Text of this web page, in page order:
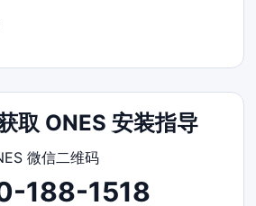
取 ONES 安装指导
188-1518